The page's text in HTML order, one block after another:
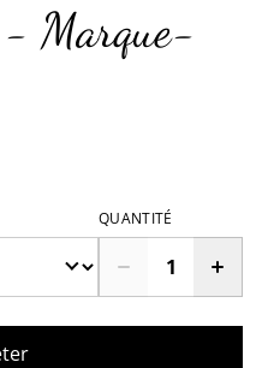
- Marque-
QUANTITÉ